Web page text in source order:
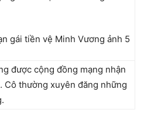
được cộng đồng mạng nhận
Cô thường xuyên đăng những